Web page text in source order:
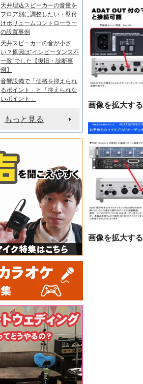
画像を拡大する
画像を拡大する
天井埋込スピーカーの音量を
フロア別に調整したい・壁付
けボリュームコントローラー
の設置事例
天井スピーカーの音が小さ
い？原因は“インピーダンス不
一致”でした【復旧・診断事
例】
音響設備で「価格を抑えられ
るポイント」と「抑えられな
いポイント」
もっと見る